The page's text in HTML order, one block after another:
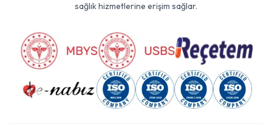
sağlık hizmetlerine erişim sağlar.